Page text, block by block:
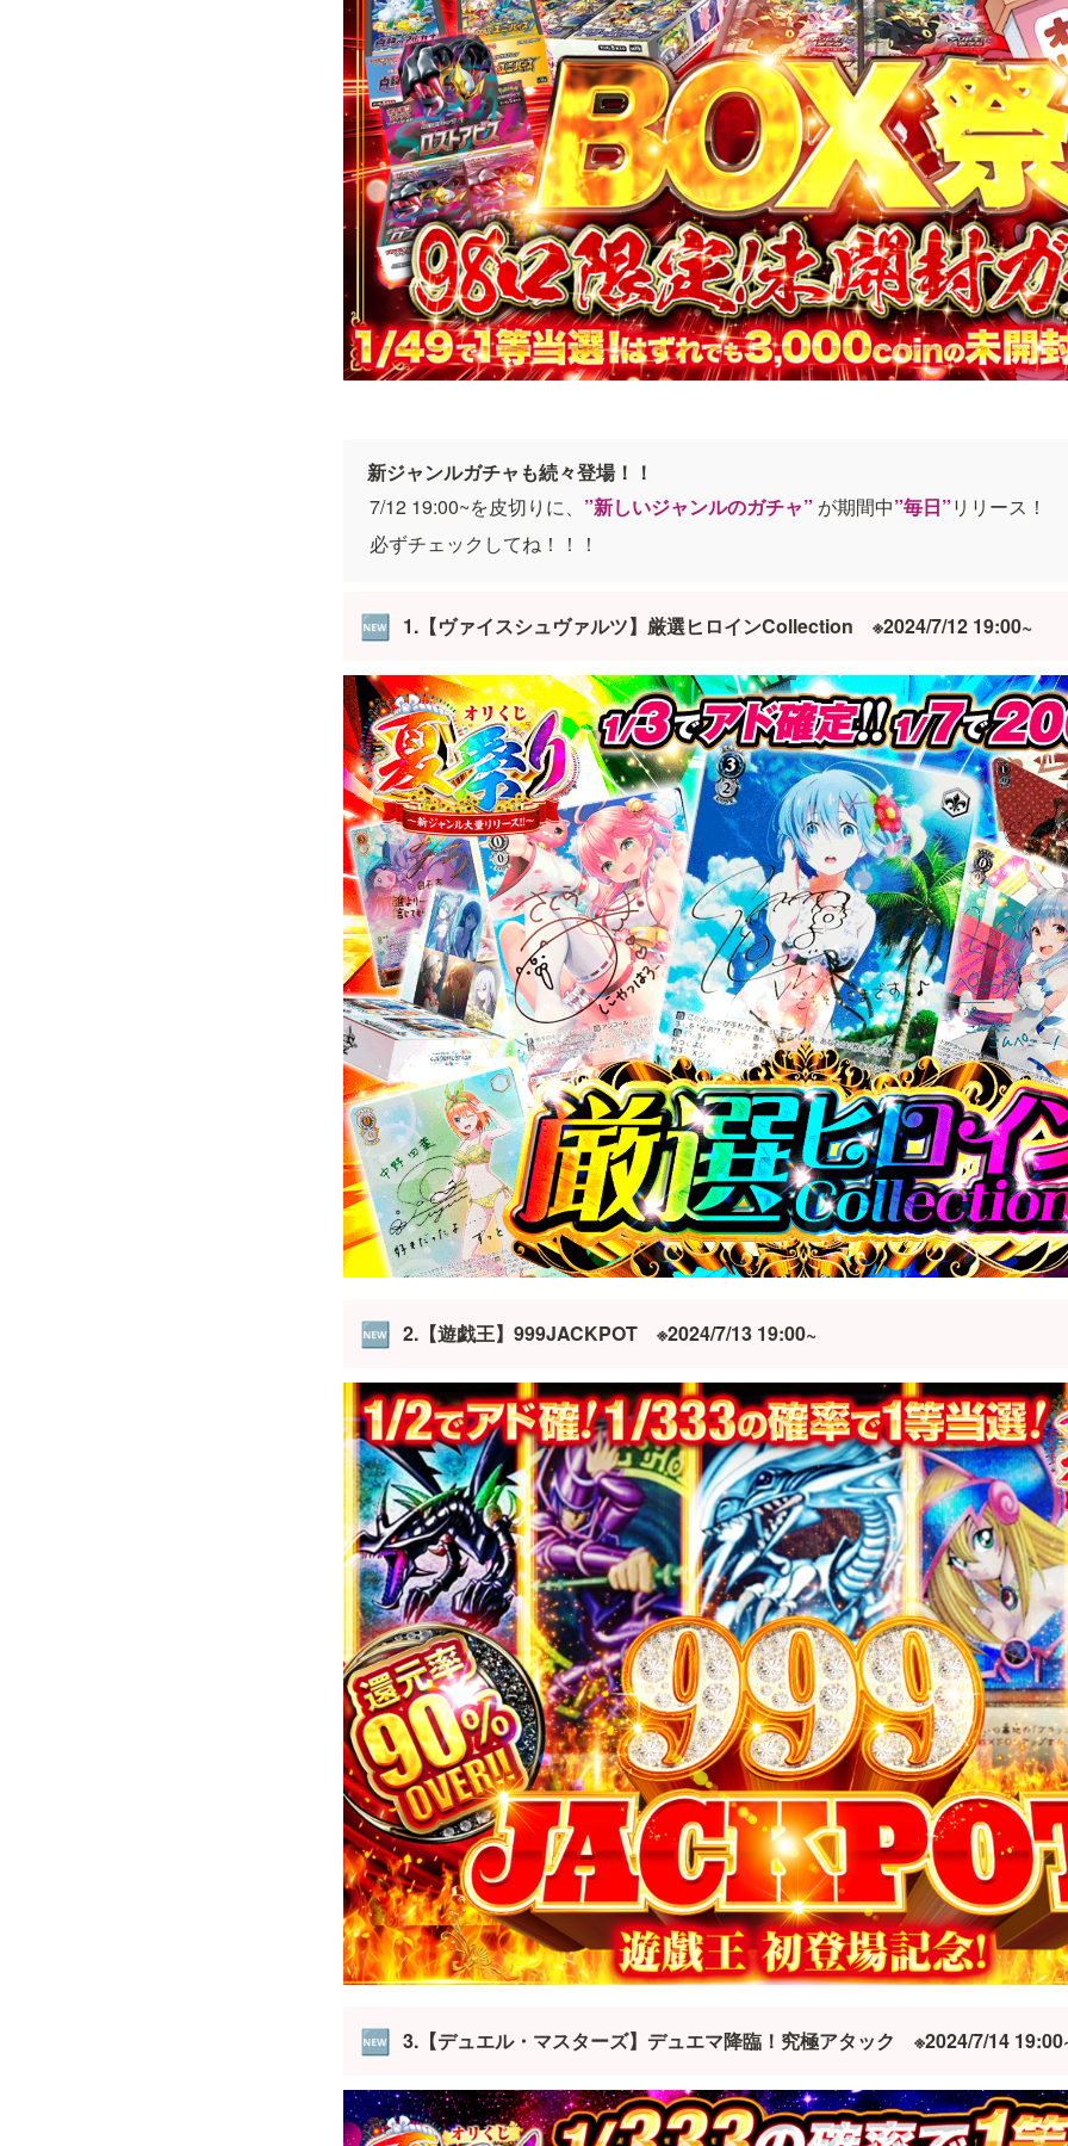
新ジャンルガチャも続々登場！！
7/12 19:00~を皮切りに、 ”新しいジャンルのガチャ” が期間中”毎日”リリース！
必ずチェックしてね！！！
🆕 1.【ヴァイスシュヴァルツ】厳選ヒロインCollection　※2024/7/12 19:00~
🆕 2.【遊戯王】999JACKPOT　※2024/7/13 19:00~
🆕 3.【デュエル・マスターズ】デュエマ降臨！究極アタック　※2024/7/14